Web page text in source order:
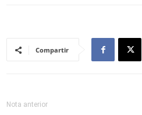
Compartir
Nota anterior